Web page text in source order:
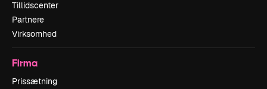
Tillidscenter
Partnere
Virksomhed
Firma
Prissætning